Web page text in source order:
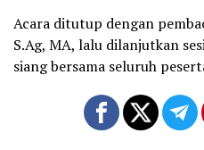
Acara ditutup dengan
S.Ag, MA, lalu dilanjutkan
siang bersama seluruh